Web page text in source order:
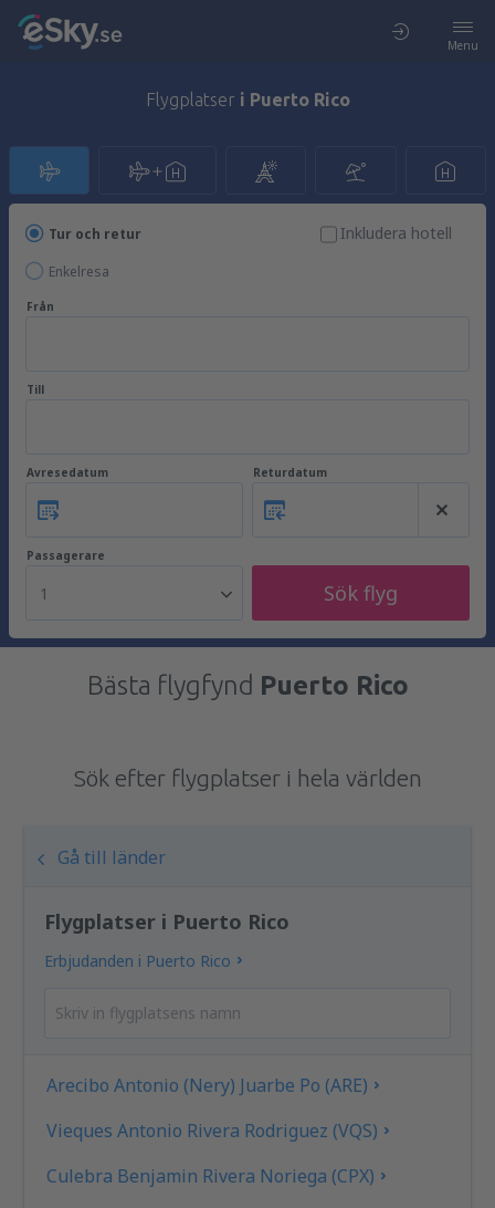
Menu
Flygplatser i Puerto Rico
Tur och retur
Enkelresa
Inkludera hotell
Från
Till
Avresedatum Returdatum
Passagerare
1 Sök flyg
Bästa flygfynd Puerto Rico
Sök efter flygplatser i hela världen
Gå till länder
Flygplatser i Puerto Rico
Erbjudanden i Puerto Rico
Arecibo Antonio (Nery) Juarbe Po (ARE)
Vieques Antonio Rivera Rodriguez (VQS)
Culebra Benjamin Rivera Noriega (CPX)